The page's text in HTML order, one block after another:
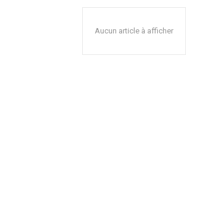
Aucun article à afficher